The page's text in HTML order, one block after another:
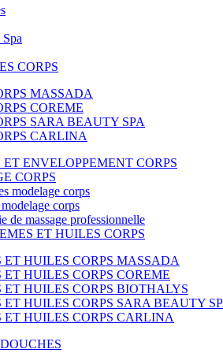
CORPS
MASSADA
COREME
SARA BEAUTY SPA
CARLINA
ENVELOPPEMENT CORPS
CORPS
modelage corps
corps
de massage professionnelle
ET HUILES CORPS
ET HUILES CORPS MASSADA
HUILES CORPS COREME
ET HUILES CORPS BIOTHALYS
ET HUILES CORPS SARA BEAUTY
ET HUILES CORPS CARLINA